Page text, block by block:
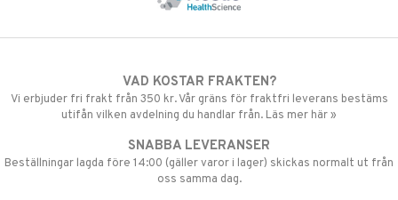
VAD KOSTAR FRAKTEN?
Vi erbjuder fri frakt från 350 kr. Vår gräns för fraktfri leverans bestäms
utifån vilken avdelning du handlar från. Läs mer här »
SNABBA LEVERANSER
Beställningar lagda före 14:00 (gäller varor i lager) skickas normalt ut från
oss samma dag.